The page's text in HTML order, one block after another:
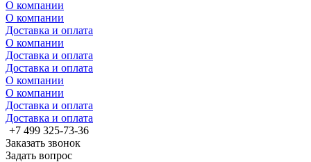
О компании
О компании
Доставка и оплата
О компании
Доставка и оплата
Доставка и оплата
О компании
О компании
Доставка и оплата
Доставка и оплата
+7 499 325-73-36
Заказать звонок
Задать вопрос